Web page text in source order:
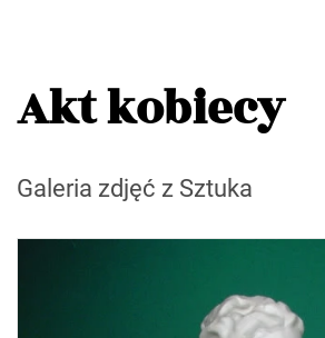
Akt kobiecy
Galeria zdjęć z Sztuka